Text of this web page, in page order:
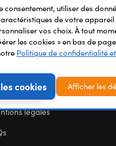
des fablabs
légales
consentement, utiliser des
de votre
vos choix. À tout
les cookies » en bas de
Politique de confidentialité
cookies Afficher les